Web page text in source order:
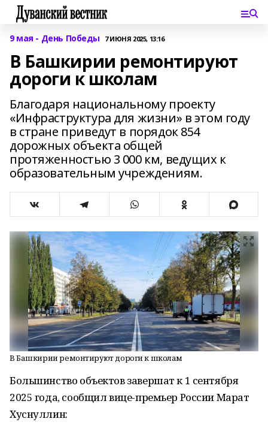
9 мая - День Победы 7 ИЮНЯ 2025, 13:16
В Башкирии ремонтируют
дороги к школам
Благодаря национальному проекту
«Инфраструктура для жизни» в этом году
в стране приведут в порядок 854
дорожных объекта общей
протяженностью 3 000 км, ведущих к
образовательным учреждениям.
В Башкирии ремонтируют дороги к школам
Большинство объектов завершат к 1 сентября
2025 года, сообщил вице-премьер России Марат
Хуснуллин: